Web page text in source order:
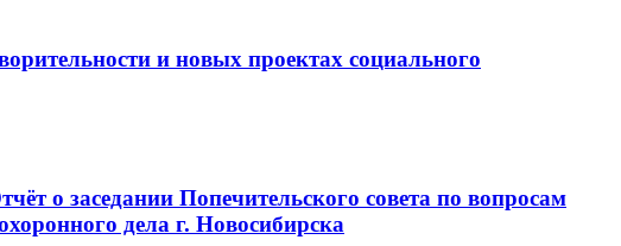
и новых проектах социального
о заседании Попечительского совета по вопросам
дела г. Новосибирска